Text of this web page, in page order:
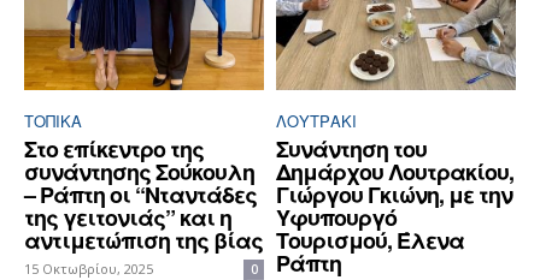
ΤΟΠΙΚΑ
Στο επίκεντρο της
συνάντησης Σούκουλη
– Ράπτη οι “Νταντάδες
της γειτονιάς” και η
αντιμετώπιση της βίας
15 Οκτωβρίου, 2025 0
ΛΟΥΤΡΆΚΙ
Συνάντηση του
Δημάρχου Λουτρακίου,
Γιώργου Γκιώνη, με την
Υφυπουργό
Τουρισμού, Έλενα
Ράπτη